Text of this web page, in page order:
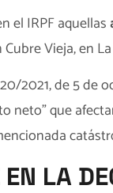
el IRPF aquellas
Vieja, en
2021, de 5 de
neto” que
EN LA